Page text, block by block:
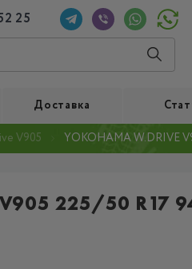
25
Доставка
V905 YOKOHAMA W.DRIVE
225/50 R17